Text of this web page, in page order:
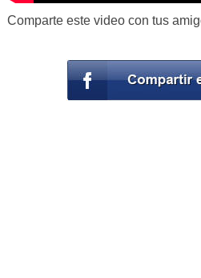
Comparte este video con tus